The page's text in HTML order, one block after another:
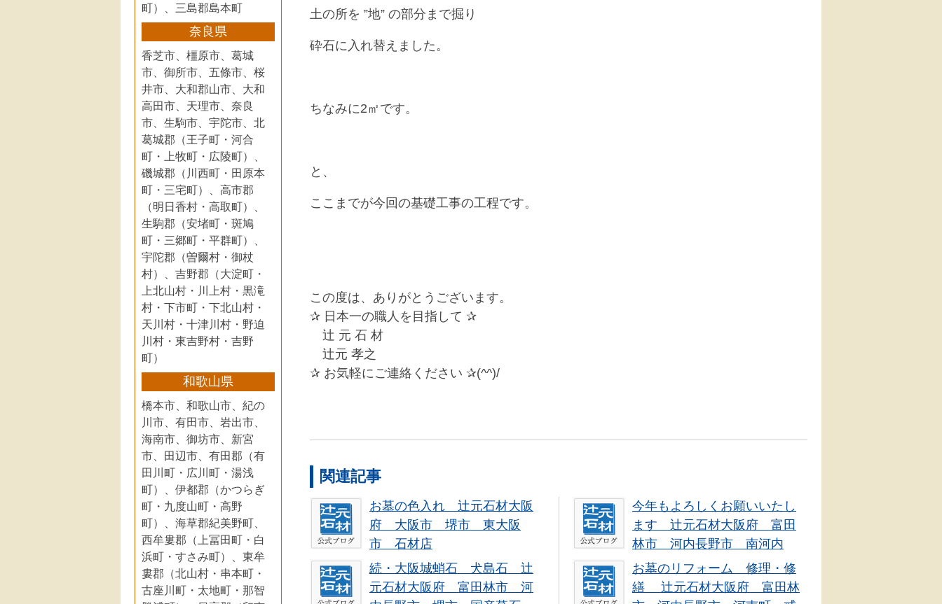
土の所を ”地” の部分まで掘り
砕石に入れ替えました。
ちなみに2㎡です。
と、
ここまでが今回の基礎工事の工程です。
この度は、ありがとうございます。
✰ 日本一の職人を目指して ✰
辻 元 石 材
辻元 孝之
✰ お気軽にご連絡ください ✰(^^)/
関連記事
お墓の色入れ 辻元石材大阪
府 大阪市 堺市 東大阪
市 石材店
続・大阪城蛸石 犬島石 辻
元石材大阪府 富田林市 河
今年もよろしくお願いいたし
ます 辻元石材大阪府 富田
林市 河内長野市 南河内
郡 国産墓石お墓のリフォーム 修理・修
繕 辻元石材大阪府 富田林
町）、三島郡島本町
奈良県
香芝市、橿原市、葛城
市、御所市、五條市、桜
井市、大和郡山市、大和
高田市、天理市、奈良
市、生駒市、宇陀市、北
葛城郡（王子町・河合
町・上牧町・広陵町）、
磯城郡（川西町・田原本
町・三宅町）、高市郡
（明日香村・高取町）、
生駒郡（安堵町・斑鳩
町・三郷町・平群町）、
宇陀郡（曽爾村・御杖
村）、吉野郡（大淀町・
上北山村・川上村・黒滝
村・下市町・下北山村・
天川村・十津川村・野迫
川村・東吉野村・吉野
町）
和歌山県
橋本市、和歌山市、紀の
川市、有田市、岩出市、
海南市、御坊市、新宮
市、田辺市、有田郡（有
田川町・広川町・湯浅
町）、伊都郡（かつらぎ
町・九度山町・高野
町）、海草郡紀美野町、
西牟婁郡（上冨田町・白
浜町・すさみ町）、東牟
婁郡（北山村・串本町・
古座川町・太地町・那智